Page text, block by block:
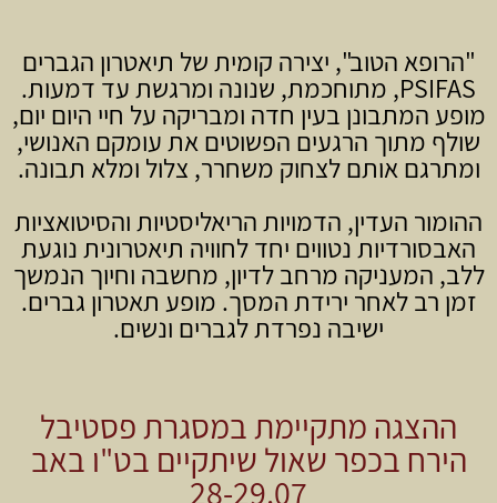
"הרופא הטוב", יצירה קומית של תיאטרון הגברים
PSIFAS, מתוחכמת, שנונה ומרגשת עד דמעות.
מופע המתבונן בעין חדה ומבריקה על חיי היום יום,
שולף מתוך הרגעים הפשוטים את עומקם האנושי,
ומתרגם אותם לצחוק משחרר, צלול ומלא תבונה.
ההומור העדין, הדמויות הריאליסטיות והסיטואציות
האבסורדיות נטווים יחד לחוויה תיאטרונית נוגעת
ללב, המעניקה מרחב לדיון, מחשבה וחיוך הנמשך
זמן רב לאחר ירידת המסך. מופע תאטרון גברים.
ישיבה נפרדת לגברים ונשים.
ההצגה מתקיימת במסגרת פסטיבל
הירח בכפר שאול שיתקיים בט"ו באב
28-29.07